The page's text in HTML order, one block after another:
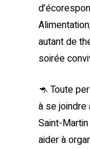
autant de
soirée
🦘 Toute
à se joindre
Saint-
aider à